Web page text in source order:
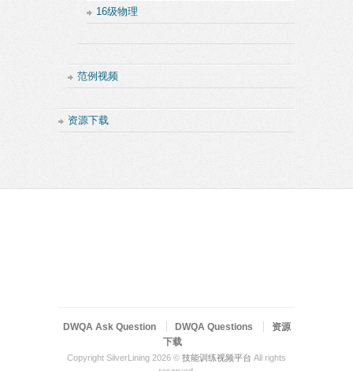
16级物理
范例视频
资源下载
DWQA Ask Question DWQA Questions
资源
下载
Copyright SilverLining 2026 © 技能训练视频平台 All rights